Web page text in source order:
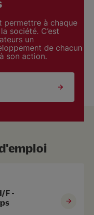
permettre à chaque
société. C’est
un
de chacun
son action.
F -